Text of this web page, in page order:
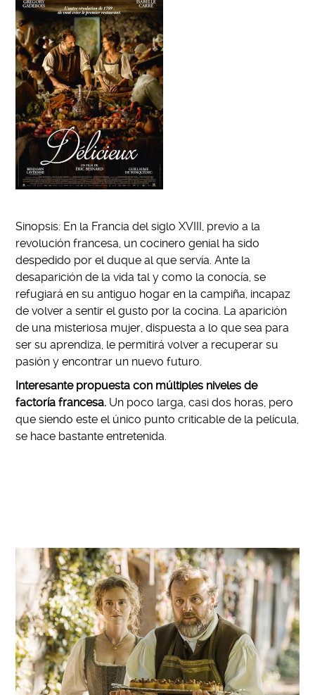
Sinopsis: En la Francia del siglo XVIII, previo a la
revolución francesa, un cocinero genial ha sido
despedido por el duque al que servía. Ante la
desaparición de la vida tal y como la conocía, se
refugiará en su antiguo hogar en la campiña, incapaz
de volver a sentir el gusto por la cocina. La aparición
de una misteriosa mujer, dispuesta a lo que sea para
ser su aprendiza, le permitirá volver a recuperar su
pasión y encontrar un nuevo futuro.
Interesante propuesta con múltiples niveles de
factoría francesa. Un poco larga, casi dos horas, pero
que siendo este el único punto criticable de la película,
se hace bastante entretenida.